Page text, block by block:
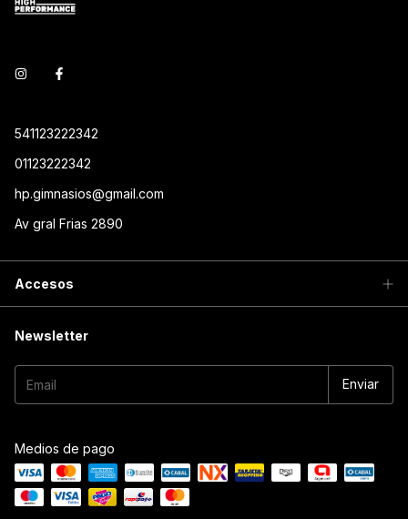
541123222342
01123222342
hp.gimnasios@gmail.com
Av gral Frias 2890
Accesos
Newsletter
Medios de pago